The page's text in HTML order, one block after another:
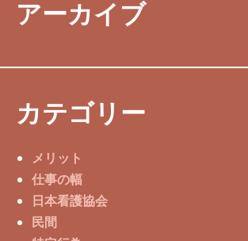
アーカイブ
カテゴリー
メリット
仕事の幅
日本看護協会
民間